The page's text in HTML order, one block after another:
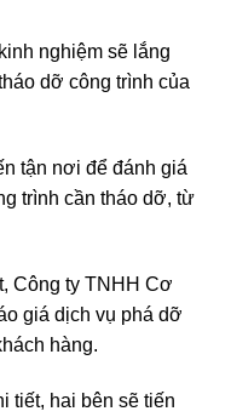
nghiệm sẽ lắng
dỡ công trình của
tận nơi để đánh giá
trình cần tháo dỡ, từ
Công ty TNHH Cơ
giá dịch vụ phá dỡ
hàng.
tiết, hai bên sẽ tiến